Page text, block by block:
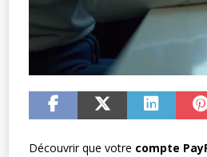
Découvrir que votre compte